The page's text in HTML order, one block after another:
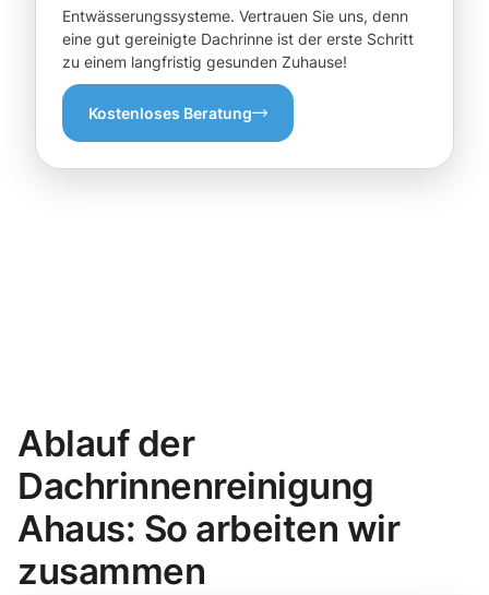
Entwässerungssysteme. Vertrauen Sie uns, denn
eine gut gereinigte Dachrinne ist der erste Schritt
zu einem langfristig gesunden Zuhause!
Kostenloses Beratung
Ablauf der
Dachrinnenreinigung
Ahaus: So arbeiten wir
zusammen